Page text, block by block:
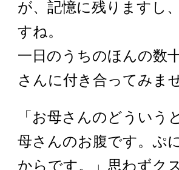
が、記憶に残りますし
すね。
一日のうちのほんの数
さんに付き合ってみま
「お母さんのどういう
母さんのお腹です。ぷ
からです。」思わずク